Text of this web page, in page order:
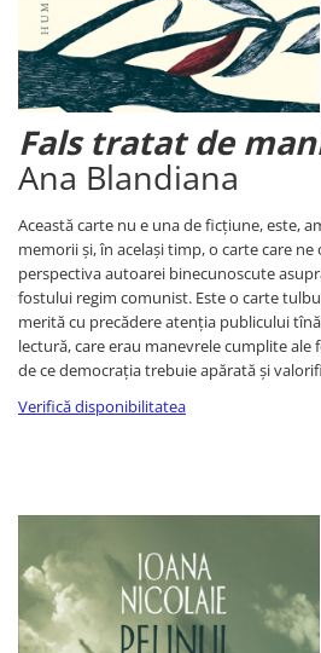
Povesti pentru copii
Povesti si povestiri
Dictionare si enciclopedii
Atlase
Atlase, dictionare si enciclopedii
Dictionare de limba romana
Enciclopedii
Diete si fitness
Diete si alimentatie sanatoasa
Fitness si frumusete
Diverse
Diverse
Legislatie
Fictiune
Actiune si Aventura
Fals tratat de
Ana Blandiana
Această carte nu e una de ficțiune, este,
memorii și, în același timp, o carte care ne
perspectiva autoarei binecunoscute
fostului regim comunist. Este o carte
merită cu precădere atenția publicului
lectură, care erau manevrele cumplite
de ce democrația trebuie apărată și
Verifică disponibilitatea